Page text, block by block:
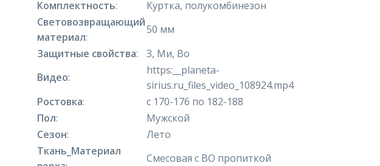
Комплектность:
Куртка, полукомбинезон
Световозвращающий
материал:
50 мм
Защитные свойства:
З, Ми, Во
Видео:
https:__planeta-
sirius.ru_files_video_108924.mp4
Ростовка:
с 170-176 по 182-188
Пол:
Мужской
Сезон:
Лето
Ткань_Материал
Смесовая с ВО пропиткой